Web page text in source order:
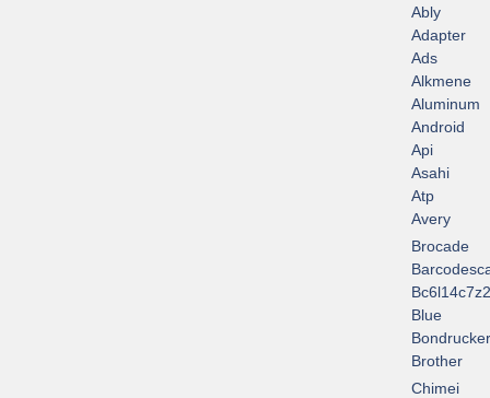
Ably
Adapter
Ads
Alkmene
Aluminum
Android
Api
Asahi
Atp
Avery
Brocade
Blue
Bondrucker
Brother
Chimei